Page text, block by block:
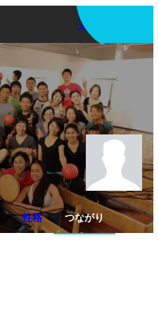
アプリを使う
性格 つながり